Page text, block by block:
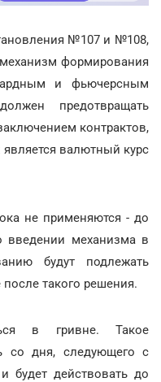
№107 и №108,
формирования
и фьючерсным
предотвращать
контрактов,
валютный курс
не применяются - до
введении механизма в
будут подлежать
такого решения.
в гривне. Такое
со дня, следующего с
будет действовать до